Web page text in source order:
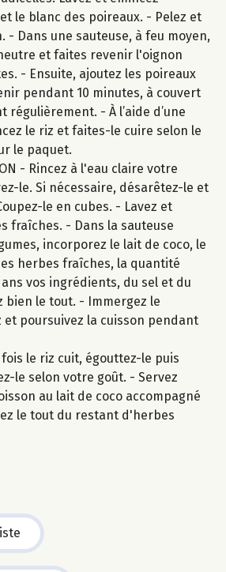
le blanc des poireaux. - Pelez et
- Dans une sauteuse, à feu moyen,
et faites revenir l'oignon
- Ensuite, ajoutez les poireaux
pendant 10 minutes, à couvert
régulièrement. - À l’aide d’une
le riz et faites-le cuire selon le
le paquet.
- Rincez à l'eau claire votre
le. Si nécessaire, désarêtez-le et
le en cubes. - Lavez et
fraîches. - Dans la sauteuse
incorporez le lait de coco, le
herbes fraîches, la quantité
vos ingrédients, du sel et du
bien le tout. - Immergez le
et poursuivez la cuisson pendant
fois le riz cuit, égouttez-le puis
le selon votre goût. - Servez
au lait de coco accompagné
le tout du restant d'herbes